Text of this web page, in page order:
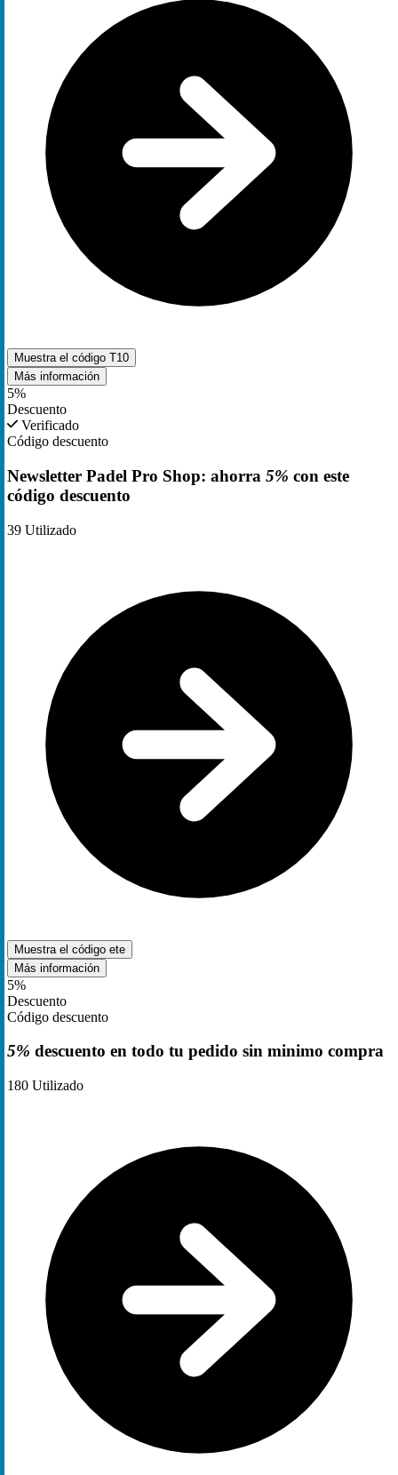
Muestra el código T10
Más información
5%
Descuento
Verificado
Código descuento
Newsletter Padel Pro Shop: ahorra 5% con este
código descuento
39 Utilizado
Muestra el código ete
Más información
5%
Descuento
Código descuento
5% descuento en todo tu pedido sin minimo compra
180 Utilizado